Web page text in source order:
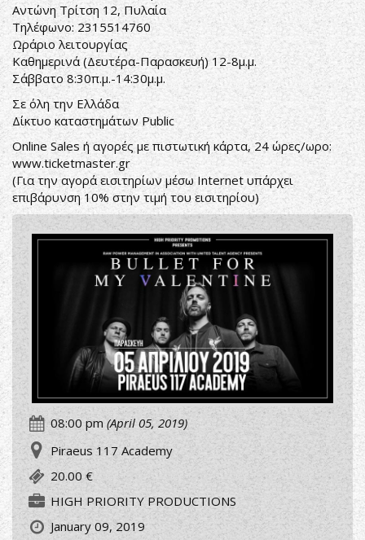
Αντώνη Τρίτση 12, Πυλαία
Τηλέφωνο: 2315514760
Ωράριο λειτουργίας
Καθημερινά (Δευτέρα-Παρασκευή) 12-8μ.μ.
Σάββατο 8:30π.μ.-14:30μ.μ.
Σε όλη την Ελλάδα
Δίκτυο καταστημάτων Public
Online Sales ή αγορές με πιστωτική κάρτα, 24 ώρες/ωρο:
www.ticketmaster.gr
(Για την αγορά εισιτηρίων μέσω Internet υπάρχει
επιβάρυνση 10% στην τιμή του εισιτηρίου)
08:00 pm(April 05, 2019)
Piraeus 117 Academy
20.00 €
HIGH PRIORITY PRODUCTIONS
January 09, 2019